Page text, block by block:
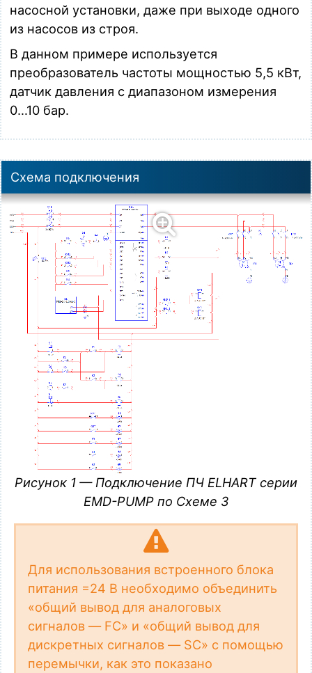
насосной установки, даже при выходе одного
из насосов из строя.
В данном примере используется
преобразователь частоты мощностью 5,5 кВт,
датчик давления с диапазоном измерения
0…10 бар.
Схема подключения
Рисунок 1 — Подключение ПЧ ELHART серии
EMD-PUMP по Схеме 3
Для использования встроенного блока
питания =24 В необходимо объединить
«общий вывод для аналоговых
сигналов — FC» и «общий вывод для
дискретных сигналов — SC» с помощью
перемычки, как это показано